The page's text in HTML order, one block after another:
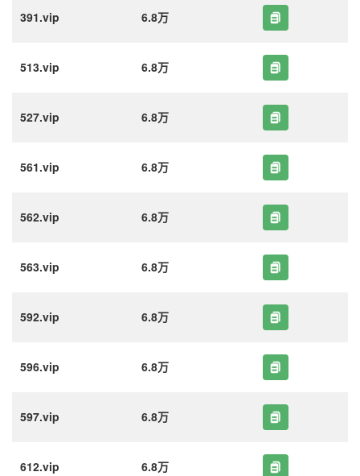
391.vip 6.8万
513.vip 6.8万
527.vip 6.8万
561.vip 6.8万
562.vip 6.8万
563.vip 6.8万
592.vip 6.8万
596.vip 6.8万
597.vip 6.8万
612.vip 6.8万